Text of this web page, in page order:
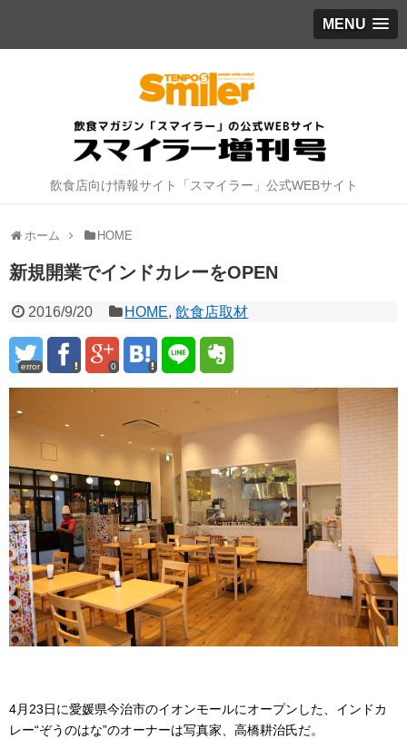
MENU
飲食店向け情報サイト「スマイラー」公式WEBサイト
ホーム HOME
新規開業でインドカレーをOPEN
2016/9/20 HOME,飲食店取材
error 0
4月23日に愛媛県今治市のイオンモールにオープンした、インドカ
レー“ぞうのはな”のオーナーは写真家、高橋耕治氏だ。